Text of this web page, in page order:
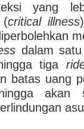
yang
(critical illness
dalam
tiga
batas uang
akan